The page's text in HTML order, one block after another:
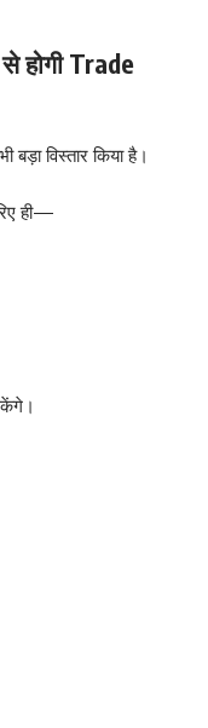
होगी Trade
बड़ा विस्तार किया है।
ही—